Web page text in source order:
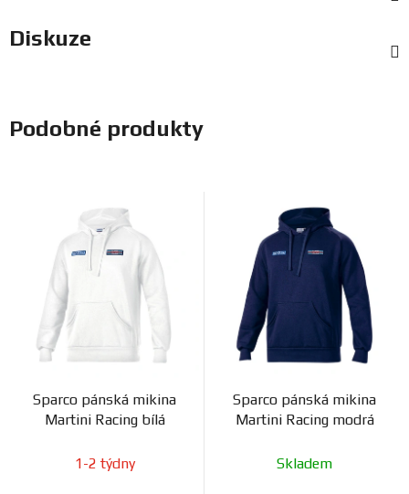
Diskuze
Podobné produkty
Sparco pánská mikina
Martini Racing bílá
1-2 týdny
Sparco pánská mikina
Martini Racing modrá
Skladem